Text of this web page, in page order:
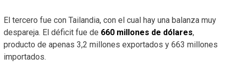
El tercero fue con Tailandia, con el cual hay una balanza muy
despareja. El déficit fue de 660 millones de dólares,
producto de apenas 3,2 millones exportados y 663 millones
importados.